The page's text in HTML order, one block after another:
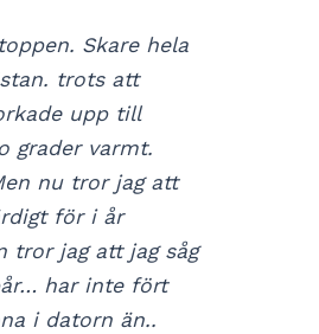
Skare hela
trots att
upp till
grader varmt.
nu tror jag att
för i år
tror jag att jag såg
har inte fört
i datorn än..